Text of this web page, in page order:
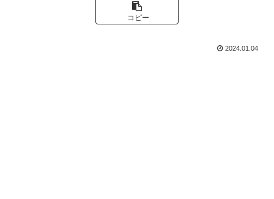
コピー
2024.01.04